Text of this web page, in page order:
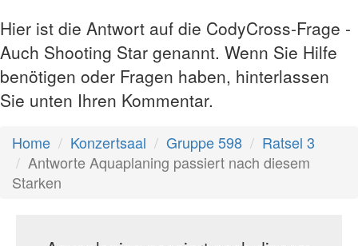
Hier ist die Antwort auf die CodyCross-Frage -
Auch Shooting Star genannt. Wenn Sie Hilfe
benötigen oder Fragen haben, hinterlassen
Sie unten Ihren Kommentar.
Home Konzertsaal Gruppe 598
Ratsel 3
Antworte Aquaplaning passiert nach diesem
Starken